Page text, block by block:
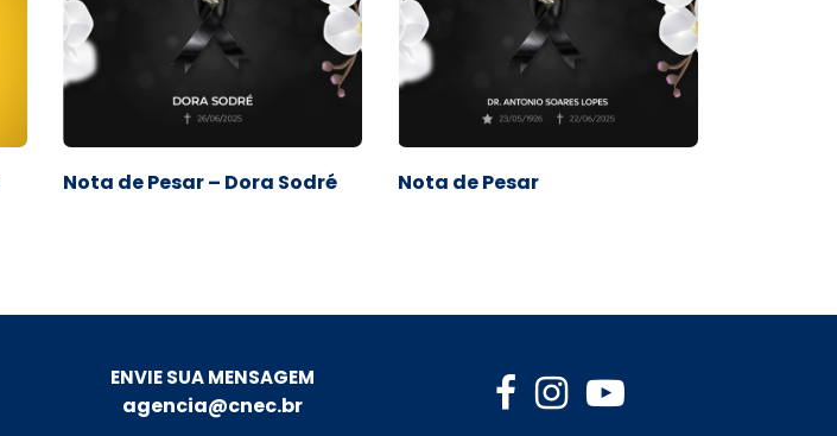
Nota de Pesar – Dora Sodré Nota de Pesar
ENVIE SUA MENSAGEM
agencia@cnec.br